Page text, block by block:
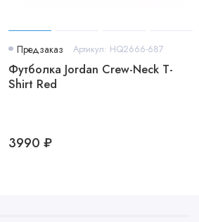
Предзаказ Артикул: HQ2666-687
Футболка Jordan Crew-Neck T-
Shirt Red
3990 ₽